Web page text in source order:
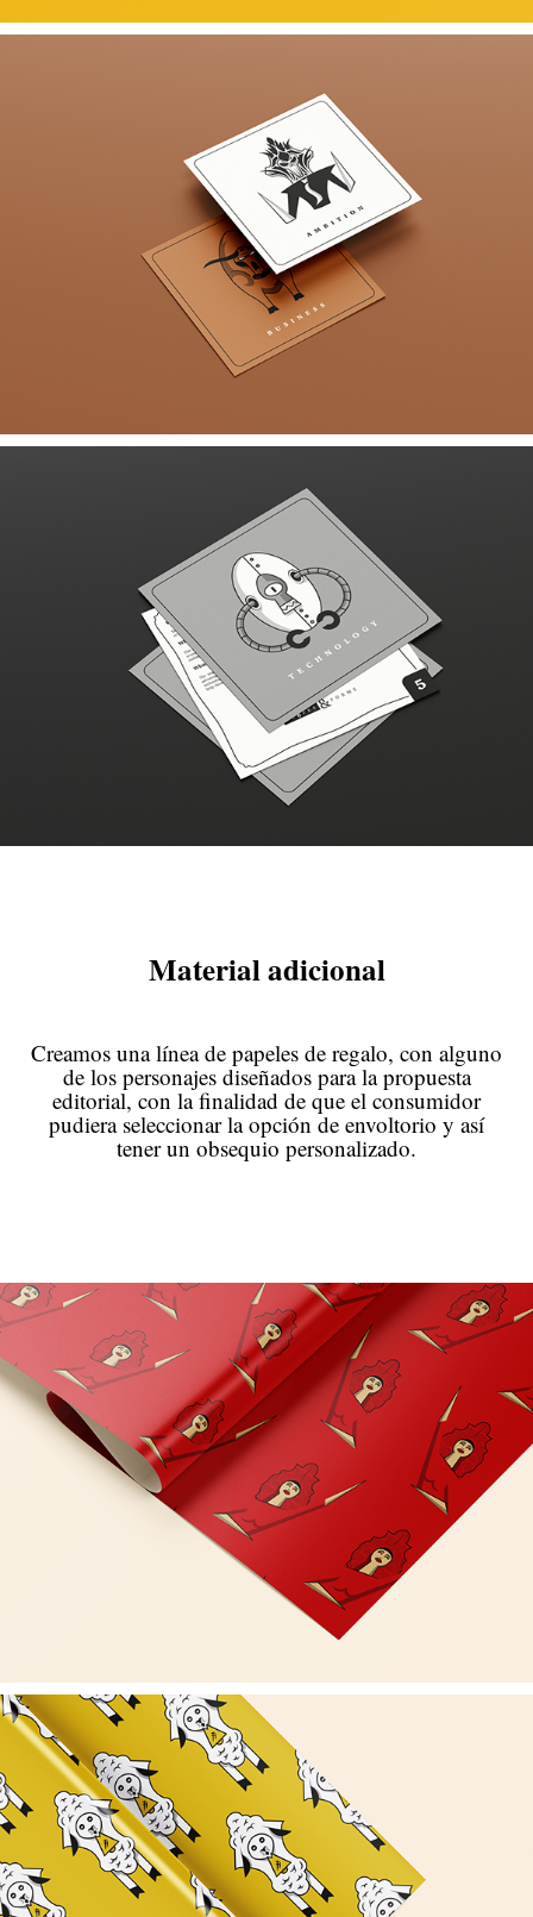
Material adicional
Creamos una línea de papeles de regalo, con alguno
de los personajes diseñados para la propuesta
editorial, con la finalidad de que el consumidor
pudiera seleccionar la opción de envoltorio y así
tener un obsequio personalizado.